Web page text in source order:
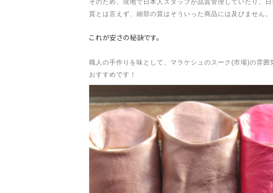
そのため、現地で日本人スタッフが品質管理していたり、
質とは言えず、細部の質はそういった商品には及びません。
これが安さの秘訣です。
職人の手作りを味として、マラケシュのスーク(市場)の雰
おすすめです！